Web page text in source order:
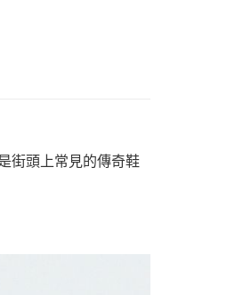
街頭上常見的傳奇鞋